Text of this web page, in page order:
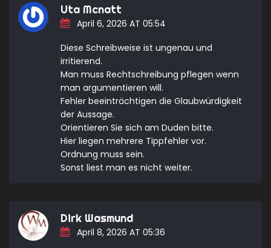
Uta Mcnatt
April 6, 2026 AT 05:54
Diese Schreibweise ist ungenau und
irritierend.
Man muss Rechtschreibung pflegen wenn
man argumentieren will.
Fehler beeinträchtigen die Glaubwürdigkeit
der Aussage.
Orientieren Sie sich am Duden bitte.
Hier liegen mehrere Tippfehler vor.
Ordnung muss sein.
Sonst liest man es nicht weiter.
Dirk Wasmund
April 8, 2026 AT 05:36